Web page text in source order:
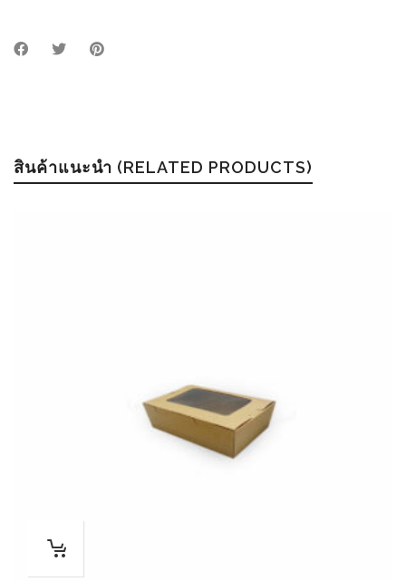
สินค้าแนะนำ (RELATED PRODUCTS)